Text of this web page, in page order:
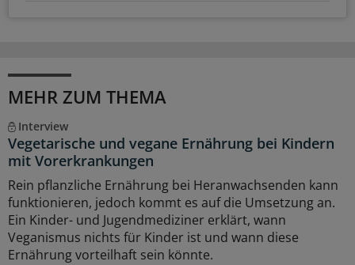
MEHR ZUM THEMA
Interview
Vegetarische und vegane Ernährung bei Kindern
mit Vorerkrankungen
Rein pflanzliche Ernährung bei Heranwachsenden kann
funktionieren, jedoch kommt es auf die Umsetzung an.
Ein Kinder- und Jugendmediziner erklärt, wann
Veganismus nichts für Kinder ist und wann diese
Ernährung vorteilhaft sein könnte.